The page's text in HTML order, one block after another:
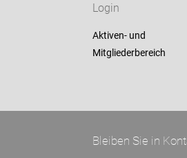
Login
Aktiven- und
Mitgliederbereich
Bleiben Sie in